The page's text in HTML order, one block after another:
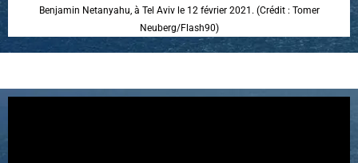
Benjamin Netanyahu, à Tel Aviv le 12 février 2021. (Crédit : Tomer
Neuberg/Flash90)